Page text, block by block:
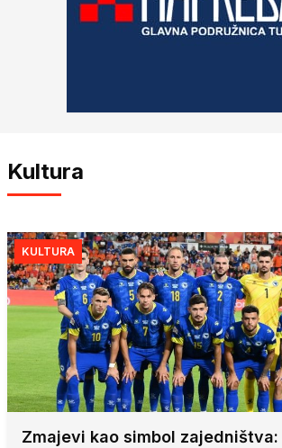
Kultura
KULTURA
Zmajevi kao simbol zajedništva: